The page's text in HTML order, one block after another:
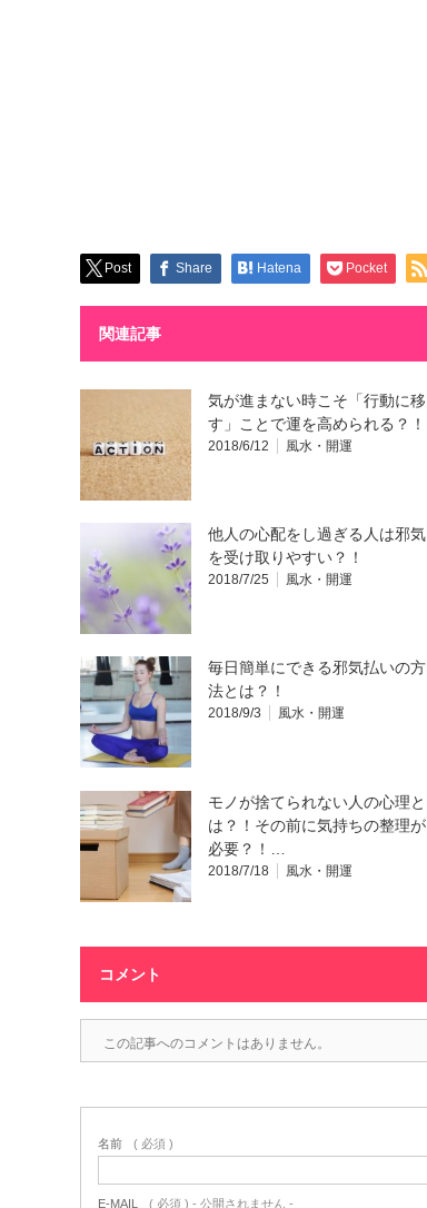
Post Share Hatena Pocket
関連記事
気が進まない時こそ「行動に移
す」ことで運を高められる？！
2018/6/12 風水・開運
他人の心配をし過ぎる人は邪気
を受け取りやすい？！
2018/7/25 風水・開運
毎日簡単にできる邪気払いの方
法とは？！
2018/9/3 風水・開運
モノが捨てられない人の心理と
は？！その前に気持ちの整理が
必要？！…
2018/7/18 風水・開運
コメント
この記事へのコメントはありません。
名前 ( 必須 )
E-MAIL ( 必須 ) - 公開されません -